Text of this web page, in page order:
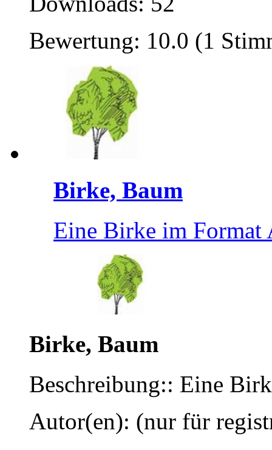
Bewertung: 10.0 (1
Birke, Baum
Eine Birke im Format
Birke, Baum
Beschreibung:: Eine
Autor(en): (nur für